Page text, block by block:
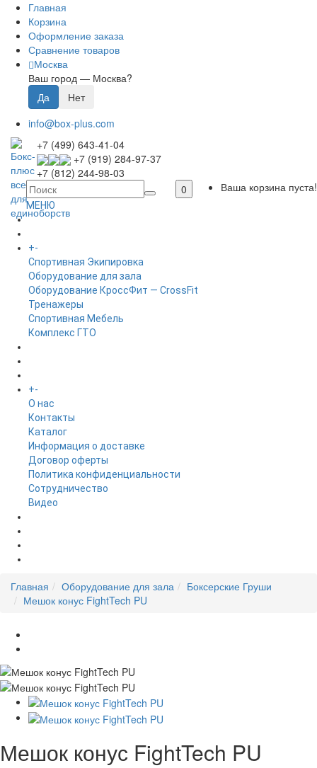
Главная
Корзина
Оформление заказа
Сравнение товаров
Москва
Ваш город — Москва?
info@box-plus.com
+7 (499) 643-41-04
+7 (919) 284-97-37
+7 (812) 244-98-03
0
Ваша корзина пуста!
МЕНЮ
ГЛАВНАЯ
+-
Спортивная Экипировка
Оборудование для зала
Оборудование КроссФит — CrossFit
Тренажеры
Спортивная Мебель
Комплекс ГТО
+-
O нас
Контакты
Каталог
Информация о доставке
Договор оферты
Политика конфиденциальности
Сотрудничество
Видео
Главная Оборудование для зала
Боксерские Груши
Мешок конус FightTech PU
Мешок конус FightTech PU